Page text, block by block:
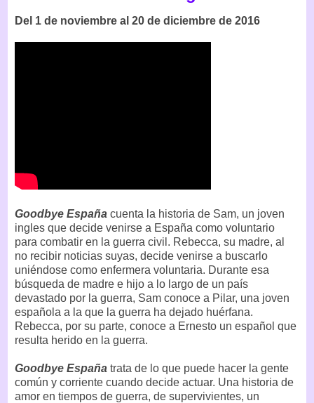
Del 1 de noviembre al 20 de diciembre de 2016
Goodbye España cuenta la historia de Sam, un joven
ingles que decide venirse a España como voluntario
para combatir en la guerra civil. Rebecca, su madre, al
no recibir noticias suyas, decide venirse a buscarlo
uniéndose como enfermera voluntaria. Durante esa
búsqueda de madre e hijo a lo largo de un país
devastado por la guerra, Sam conoce a Pilar, una joven
española a la que la guerra ha dejado huérfana.
Rebecca, por su parte, conoce a Ernesto un español que
resulta herido en la guerra.
Goodbye España trata de lo que puede hacer la gente
común y corriente cuando decide actuar. Una historia de
amor en tiempos de guerra, de supervivientes, un